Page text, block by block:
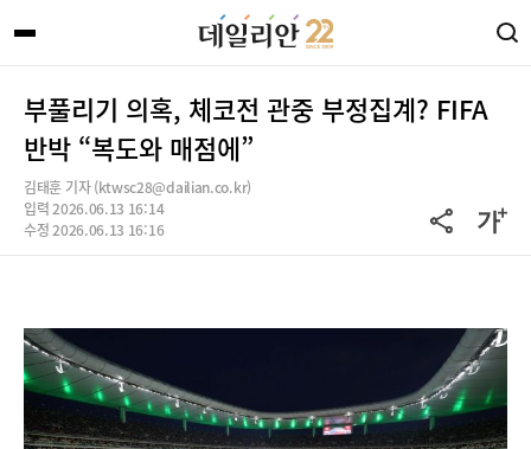
부풀리기 의혹, 체코전 관중 부정집계? FIFA
반박 “복도와 매점에”
김태훈 기자 (ktwsc28@dailian.co.kr)
입력 2026.06.13 16:14
수정 2026.06.13 16:16